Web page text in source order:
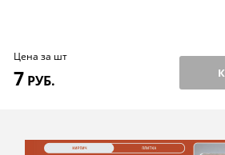
Цена за шт
7 РУБ.